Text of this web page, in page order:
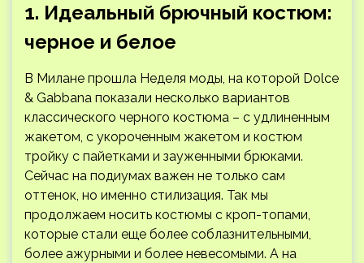
1. Идеальный брючный костюм:
черное и белое
В Милане прошла Неделя моды, на которой Dolce
& Gabbana показали несколько вариантов
классического черного костюма – с удлиненным
жакетом, с укороченным жакетом и костюм
тройку с пайетками и зауженными брюками.
Сейчас на подиумах важен не только сам
оттенок, но именно стилизация. Так мы
продолжаем носить костюмы с кроп-топами,
которые стали еще более соблазнительными,
более ажурными и более невесомыми. А на